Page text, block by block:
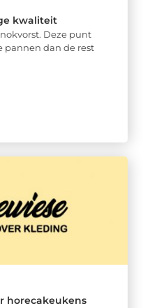
kwaliteit
Deze punt
pannen dan de rest
horecakeukens